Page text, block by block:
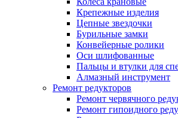
Крепежные изделия
Цепные звездочки
Бурильные замки
Конвейерные ролики
Оси шлифованные
Пальцы и втулки для
Алмазный инструмент
Ремонт редукторов
Ремонт червячного
Ремонт гипоидного